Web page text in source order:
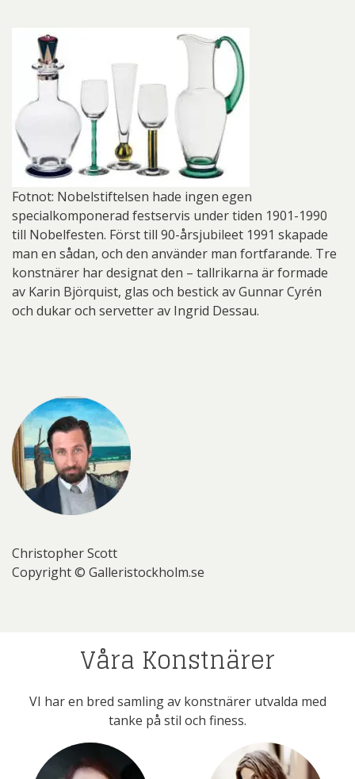
Fotnot: Nobelstiftelsen hade ingen egen
specialkomponerad festservis under tiden 1901-1990
till Nobelfesten. Först till 90-årsjubileet 1991 skapade
man en sådan, och den använder man fortfarande. Tre
konstnärer har designat den – tallrikarna är formade
av Karin Björquist, glas och bestick av Gunnar Cyrén
och dukar och servetter av Ingrid Dessau.
Christopher Scott
Copyright © Galleristockholm.se
Våra Konstnärer
VI har en bred samling av konstnärer utvalda med
tanke på stil och finess.